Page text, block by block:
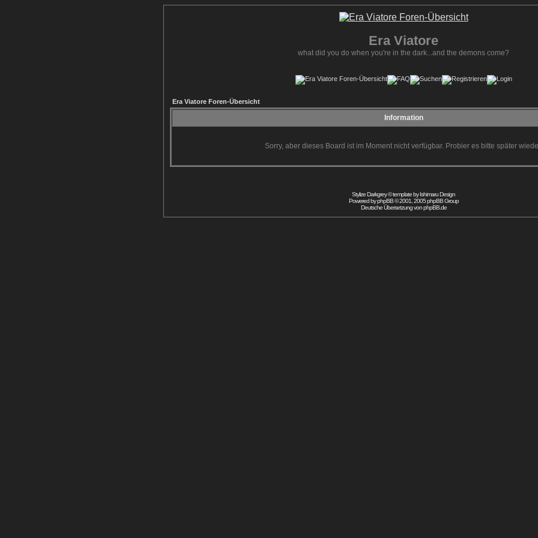
Era Viatore
what did you do when you're in the dark...and the demons come?
Era Viatore Foren-Übersicht
Information
Sorry, aber dieses Board ist im Moment nicht verfügbar. Probier es bitte später
Stylize Darkgrey © template byIshimaru Design
Powered byphpBB© 2001, 2005 phpBB Group
Deutsche Übersetzung vonphpBB.de